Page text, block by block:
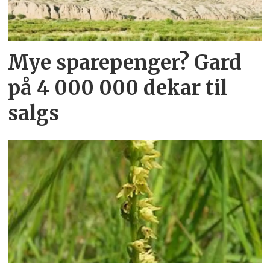
Mye sparepenger? Gard
på 4 000 000 dekar til
salgs